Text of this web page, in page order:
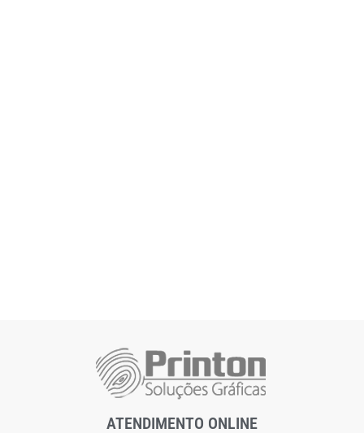
ATENDIMENTO ONLINE